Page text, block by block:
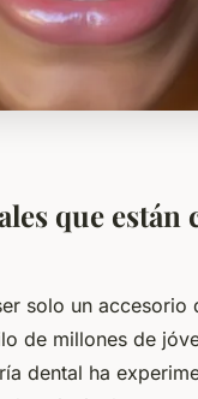
que están
solo un
de millones de
dental ha